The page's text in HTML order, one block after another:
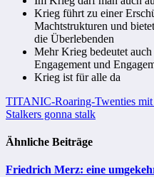
Krieg führt zu einer
Machtstrukturen und
die Überlebenden
Mehr Krieg bedeutet
Engagement und
Krieg ist für alle da
Beitragsnavigation
TITANIC-Roaring-Twenties mit
Stalkers gonna stalk
Ähnliche Beiträge
Friedrich Merz: eine